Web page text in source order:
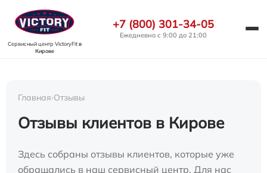
Сервисный центр VictoryFitв
Кирове
+7 (800) 301-34-05
Ежедневно с 9:00 до 21:00
Главная›Отзывы
Отзывы клиентов в Кирове
Здесь собраны отзывы клиентов, которые уже
обращались в наш сервисный центр. Для нас